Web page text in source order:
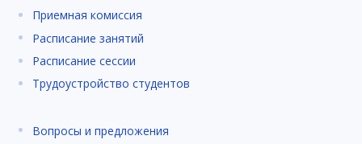
Приемная комиссия
Расписание занятий
Расписание сессии
Трудоустройство студентов
Вопросы и предложения